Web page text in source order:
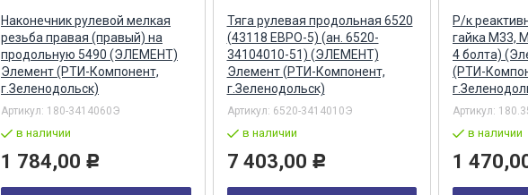
Наконечник рулевой мелкая
резьба правая (правый) на
продольную 5490 (ЭЛЕМЕНТ)
Элемент (РТИ-Компонент,
г.Зеленодольск)
Артикул: 180-3414060Э
в наличии
1 784,00 Р
Тяга рулевая продольная 6520
(43118 ЕВРО-5) (ан. 6520-
34104010-51) (ЭЛЕМЕНТ)
Элемент (РТИ-Компонент,
г.Зеленодольск)
Артикул: 6520-3414010Э
в наличии
7 403,00 Р
Р/к
гайка М33,
4 болта)
(РТИ-
Артикул:
в наличии
1